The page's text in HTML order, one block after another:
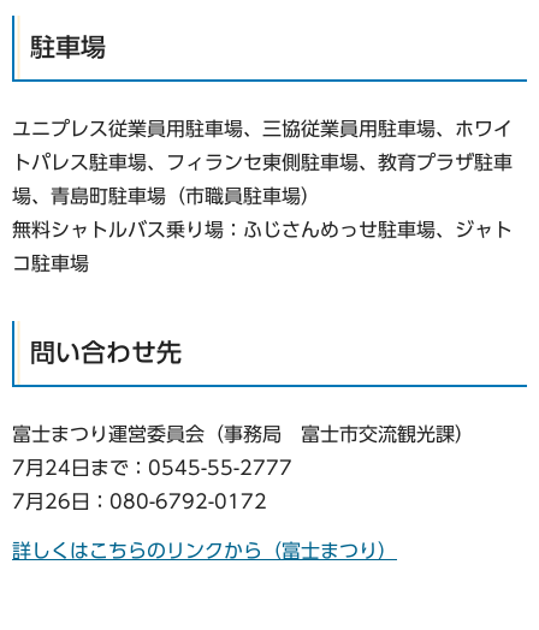
駐車場
ユニプレス従業員用駐車場、三協従業員用駐車場、ホワイ
トパレス駐車場、フィランセ東側駐車場、教育プラザ駐車
場、青島町駐車場（市職員駐車場）
無料シャトルバス乗り場：ふじさんめっせ駐車場、ジャト
コ駐車場
問い合わせ先
富士まつり運営委員会（事務局 富士市交流観光課）
7月24日まで：0545-55-2777
7月26日：080-6792-0172
詳しくはこちらのリンクから（富士まつり）